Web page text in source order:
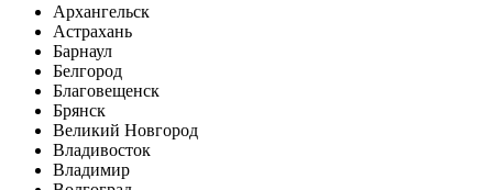
Архангельск
Астрахань
Барнаул
Белгород
Благовещенск
Брянск
Великий Новгород
Владивосток
Владимир